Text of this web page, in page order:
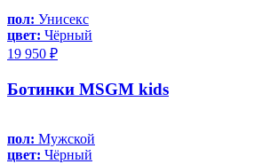
пол: Унисекс
цвет: Чёрный
19 950 ₽
Ботинки MSGM kids
пол: Мужской
цвет: Чёрный